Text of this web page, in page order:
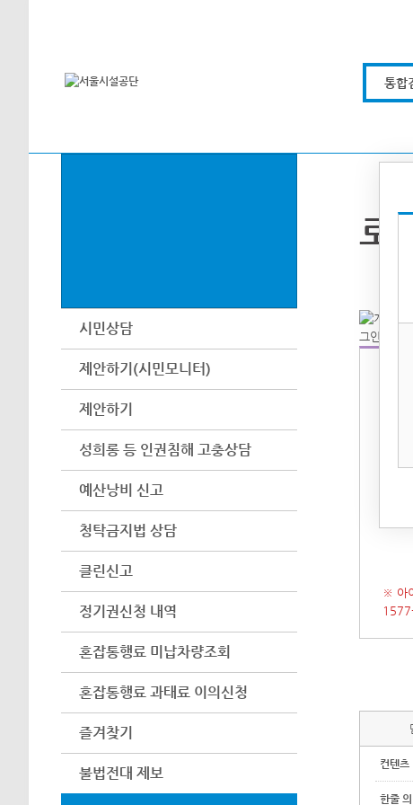
통합
시민상담
제안하기(시민모니터)
제안하기
성희롱 등 인권침해 고충상담
예산낭비 신고
청탁금지법 상담
클린신고
정기권신청 내역
혼잡통행료 미납차량조회
혼잡통행료 과태료 이의신청
즐겨찾기
불법전대 제보
로
아이
어려
(인
※ 아
컨텐츠
한줄 의